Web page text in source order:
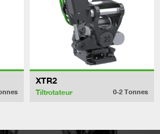
XTR2
Tiltrotateur 0-2 Tonnes